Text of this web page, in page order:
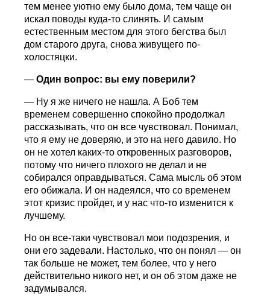
тем менее уютно ему было дома, тем чаще он
искал поводы куда-то слинять. И самым
естественным местом для этого бегства был
дом старого друга, снова живущего по-
холостяцки.
—Один вопрос: вы ему поверили?
— Ну я же ничего не нашла. А Боб тем
временем совершенно спокойно продолжал
рассказывать, что он все чувствовал. Понимал,
что я ему не доверяю, и это на него давило. Но
он не хотел каких-то откровенных разговоров,
потому что ничего плохого не делал и не
собирался оправдываться. Сама мысль об этом
его обижала. И он надеялся, что со временем
этот кризис пройдет, и у нас что-то изменится к
лучшему.
Но он все-таки чувствовал мои подозрения, и
они его задевали. Настолько, что он понял — он
так больше не может, тем более, что у него
действительно никого нет, и он об этом даже не
задумывался.